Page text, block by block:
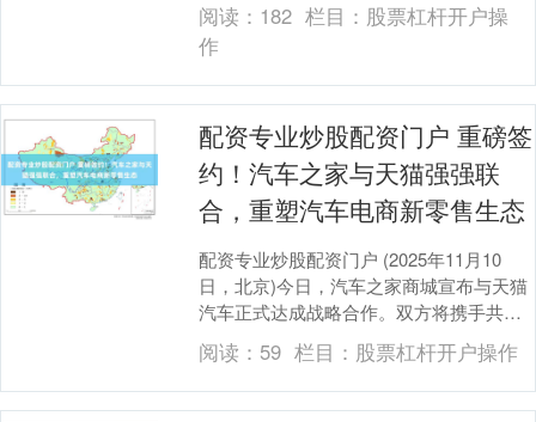
阅读： 182 栏目： 股票杠杆开户操
作
配资专业炒股配资门户 重磅签
约！汽车之家与天猫强强联
合，重塑汽车电商新零售生态
配资专业炒股配资门户 (2025年11月10
日，北京)今日，汽车之家商城宣布与天猫
汽车正式达成战略合作。双方将携手共建
一站式整车交易服务平台，整合产业资源
与电商....
阅读： 59 栏目： 股票杠杆开户操作